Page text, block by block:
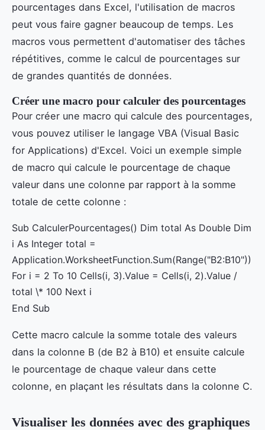
pourcentages dans Excel, l'utilisation de macros
peut vous faire gagner beaucoup de temps. Les
macros vous permettent d'automatiser des tâches
répétitives, comme le calcul de pourcentages sur
de grandes quantités de données.
Créer une macro pour calculer des pourcentages
Pour créer une macro qui calcule des pourcentages,
vous pouvez utiliser le langage VBA (Visual Basic
for Applications) d'Excel. Voici un exemple simple
de macro qui calcule le pourcentage de chaque
valeur dans une colonne par rapport à la somme
totale de cette colonne :
Sub CalculerPourcentages() Dim total As Double Dim
i As Integer total =
Application.WorksheetFunction.Sum(Range("B2:B10"))
For i = 2 To 10 Cells(i, 3).Value = Cells(i, 2).Value /
total \* 100 Next i
End Sub
Cette macro calcule la somme totale des valeurs
dans la colonne B (de B2 à B10) et ensuite calcule
le pourcentage de chaque valeur dans cette
colonne, en plaçant les résultats dans la colonne C.
Visualiser les données avec des graphiques